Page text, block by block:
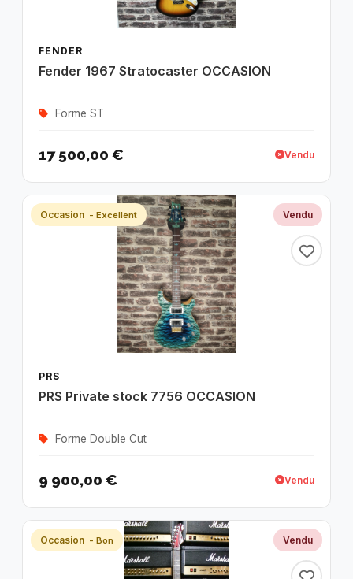
FENDER
Fender 1967 Stratocaster OCCASION
Forme ST
17 500,00 € Vendu
Occasion - Excellent Vendu
PRS
PRS Private stock 7756 OCCASION
Forme Double Cut
9 900,00 € Vendu
Occasion - Bon Vendu